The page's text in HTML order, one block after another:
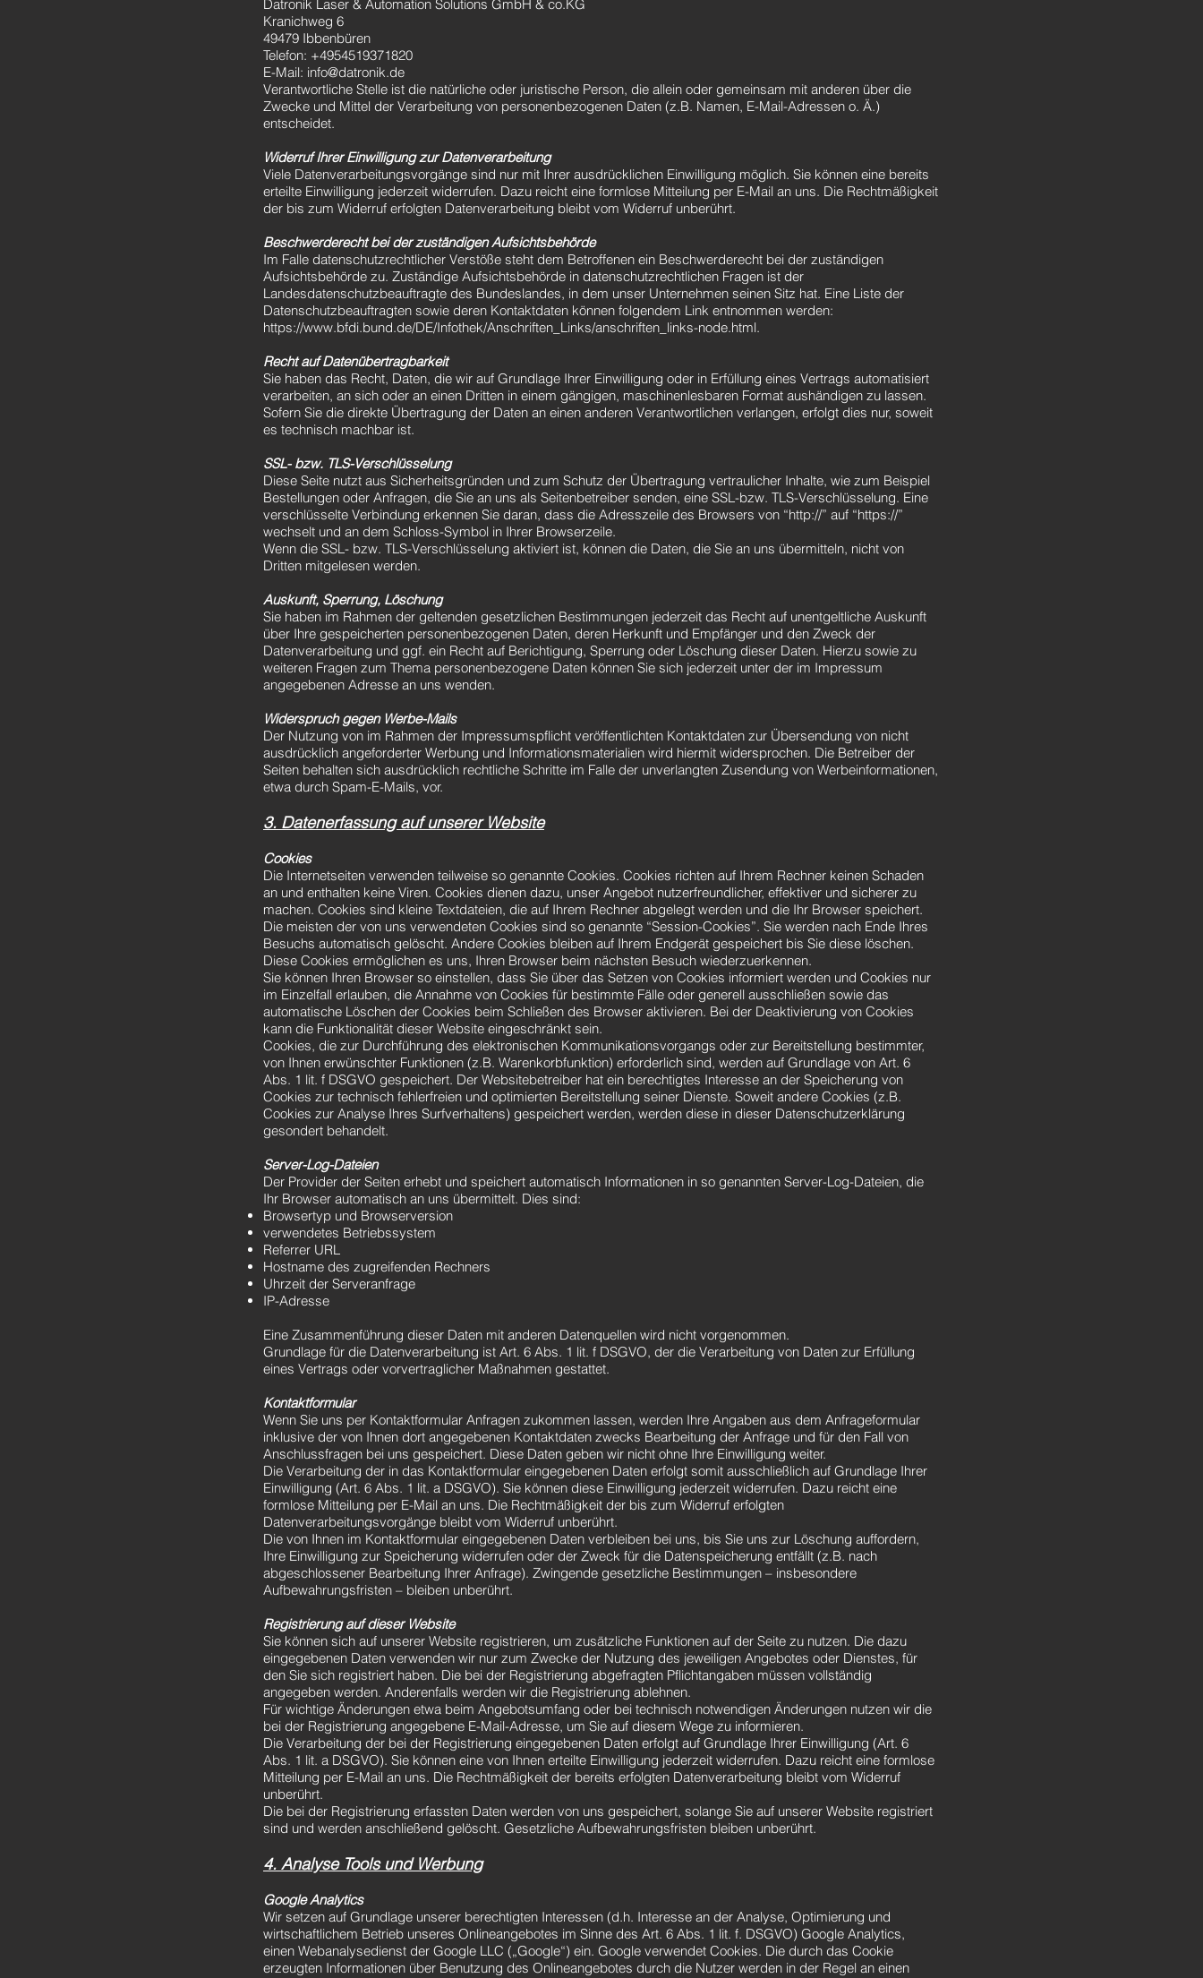
Datronik Laser & Automation Solutions GmbH & co.KG
Kranichweg 6
49479 Ibbenbüren
Telefon: +4954519371820
E-Mail: info@datronik.de
Verantwortliche Stelle ist die natürliche oder juristische Person, die allein oder gemeinsam mit anderen über die
Zwecke und Mittel der Verarbeitung von personenbezogenen Daten (z.B. Namen, E-Mail-Adressen o. Ä.)
entscheidet.
Widerruf Ihrer Einwilligung zur Datenverarbeitung
Viele Datenverarbeitungsvorgänge sind nur mit Ihrer ausdrücklichen Einwilligung möglich. Sie können eine bereits
erteilte Einwilligung jederzeit widerrufen. Dazu reicht eine formlose Mitteilung per E-Mail an uns. Die Rechtmäßigkeit
der bis zum Widerruf erfolgten Datenverarbeitung bleibt vom Widerruf unberührt.
Beschwerderecht bei der zuständigen Aufsichtsbehörde
Im Falle datenschutzrechtlicher Verstöße steht dem Betroffenen ein Beschwerderecht bei der zuständigen
Aufsichtsbehörde zu. Zuständige Aufsichtsbehörde in datenschutzrechtlichen Fragen ist der
Landesdatenschutzbeauftragte des Bundeslandes, in dem unser Unternehmen seinen Sitz hat. Eine Liste der
Datenschutzbeauftragten sowie deren Kontaktdaten können folgendem Link entnommen werden:
https://www.bfdi.bund.de/DE/Infothek/Anschriften_Links/anschriften_links-node.html.
Recht auf Datenübertragbarkeit
Sie haben das Recht, Daten, die wir auf Grundlage Ihrer Einwilligung oder in Erfüllung eines Vertrags automatisiert
verarbeiten, an sich oder an einen Dritten in einem gängigen, maschinenlesbaren Format aushändigen zu lassen.
Sofern Sie die direkte Übertragung der Daten an einen anderen Verantwortlichen verlangen, erfolgt dies nur, soweit
es technisch machbar ist.
SSL- bzw. TLS-Verschlüsselung
Diese Seite nutzt aus Sicherheitsgründen und zum Schutz der Übertragung vertraulicher Inhalte, wie zum Beispiel
Bestellungen oder Anfragen, die Sie an uns als Seitenbetreiber senden, eine SSL-bzw. TLS-Verschlüsselung. Eine
verschlüsselte Verbindung erkennen Sie daran, dass die Adresszeile des Browsers von “http://” auf “https://”
wechselt und an dem Schloss-Symbol in Ihrer Browserzeile.
Wenn die SSL- bzw. TLS-Verschlüsselung aktiviert ist, können die Daten, die Sie an uns übermitteln, nicht von
Dritten mitgelesen werden.
Auskunft, Sperrung, Löschung
Sie haben im Rahmen der geltenden gesetzlichen Bestimmungen jederzeit das Recht auf unentgeltliche Auskunft
über Ihre gespeicherten personenbezogenen Daten, deren Herkunft und Empfänger und den Zweck der
Datenverarbeitung und ggf. ein Recht auf Berichtigung, Sperrung oder Löschung dieser Daten. Hierzu sowie zu
weiteren Fragen zum Thema personenbezogene Daten können Sie sich jederzeit unter der im Impressum
angegebenen Adresse an uns wenden.
Widerspruch gegen Werbe-Mails
Der Nutzung von im Rahmen der Impressumspflicht veröffentlichten Kontaktdaten zur Übersendung von nicht
ausdrücklich angeforderter Werbung und Informationsmaterialien wird hiermit widersprochen. Die Betreiber der
Seiten behalten sich ausdrücklich rechtliche Schritte im Falle der unverlangten Zusendung von Werbeinformationen,
etwa durch Spam-E-Mails, vor.
3. Datenerfassung auf unserer Website
Cookies
Die Internetseiten verwenden teilweise so genannte Cookies. Cookies richten auf Ihrem Rechner keinen Schaden
an und enthalten keine Viren. Cookies dienen dazu, unser Angebot nutzerfreundlicher, effektiver und sicherer zu
machen. Cookies sind kleine Textdateien, die auf Ihrem Rechner abgelegt werden und die Ihr Browser speichert.
Die meisten der von uns verwendeten Cookies sind so genannte “Session-Cookies”. Sie werden nach Ende Ihres
Besuchs automatisch gelöscht. Andere Cookies bleiben auf Ihrem Endgerät gespeichert bis Sie diese löschen.
Diese Cookies ermöglichen es uns, Ihren Browser beim nächsten Besuch wiederzuerkennen.
Sie können Ihren Browser so einstellen, dass Sie über das Setzen von Cookies informiert werden und Cookies nur
im Einzelfall erlauben, die Annahme von Cookies für bestimmte Fälle oder generell ausschließen sowie das
automatische Löschen der Cookies beim Schließen des Browser aktivieren. Bei der Deaktivierung von Cookies
kann die Funktionalität dieser Website eingeschränkt sein.
Cookies, die zur Durchführung des elektronischen Kommunikationsvorgangs oder zur Bereitstellung bestimmter,
von Ihnen erwünschter Funktionen (z.B. Warenkorbfunktion) erforderlich sind, werden auf Grundlage von Art. 6
Abs. 1 lit. f DSGVO gespeichert. Der Websitebetreiber hat ein berechtigtes Interesse an der Speicherung von
Cookies zur technisch fehlerfreien und optimierten Bereitstellung seiner Dienste. Soweit andere Cookies (z.B.
Cookies zur Analyse Ihres Surfverhaltens) gespeichert werden, werden diese in dieser Datenschutzerklärung
gesondert behandelt.
Server-Log-Dateien
Der Provider der Seiten erhebt und speichert automatisch Informationen in so genannten Server-Log-Dateien, die
Ihr Browser automatisch an uns übermittelt. Dies sind:
Browsertyp und Browserversion
verwendetes Betriebssystem
Referrer URL
Hostname des zugreifenden Rechners
Uhrzeit der Serveranfrage
IP-Adresse
Eine Zusammenführung dieser Daten mit anderen Datenquellen wird nicht vorgenommen.
Grundlage für die Datenverarbeitung ist Art. 6 Abs. 1 lit. f DSGVO, der die Verarbeitung von Daten zur Erfüllung
eines Vertrags oder vorvertraglicher Maßnahmen gestattet.
Kontaktformular
Wenn Sie uns per Kontaktformular Anfragen zukommen lassen, werden Ihre Angaben aus dem Anfrageformular
inklusive der von Ihnen dort angegebenen Kontaktdaten zwecks Bearbeitung der Anfrage und für den Fall von
Anschlussfragen bei uns gespeichert. Diese Daten geben wir nicht ohne Ihre Einwilligung weiter.
Die Verarbeitung der in das Kontaktformular eingegebenen Daten erfolgt somit ausschließlich auf Grundlage Ihrer
Einwilligung (Art. 6 Abs. 1 lit. a DSGVO). Sie können diese Einwilligung jederzeit widerrufen. Dazu reicht eine
formlose Mitteilung per E-Mail an uns. Die Rechtmäßigkeit der bis zum Widerruf erfolgten
Datenverarbeitungsvorgänge bleibt vom Widerruf unberührt.
Die von Ihnen im Kontaktformular eingegebenen Daten verbleiben bei uns, bis Sie uns zur Löschung auffordern,
Ihre Einwilligung zur Speicherung widerrufen oder der Zweck für die Datenspeicherung entfällt (z.B. nach
abgeschlossener Bearbeitung Ihrer Anfrage). Zwingende gesetzliche Bestimmungen – insbesondere
Aufbewahrungsfristen – bleiben unberührt.
Registrierung auf dieser Website
Sie können sich auf unserer Website registrieren, um zusätzliche Funktionen auf der Seite zu nutzen. Die dazu
eingegebenen Daten verwenden wir nur zum Zwecke der Nutzung des jeweiligen Angebotes oder Dienstes, für
den Sie sich registriert haben. Die bei der Registrierung abgefragten Pflichtangaben müssen vollständig
angegeben werden. Anderenfalls werden wir die Registrierung ablehnen.
Für wichtige Änderungen etwa beim Angebotsumfang oder bei technisch notwendigen Änderungen nutzen wir die
bei der Registrierung angegebene E-Mail-Adresse, um Sie auf diesem Wege zu informieren.
Die Verarbeitung der bei der Registrierung eingegebenen Daten erfolgt auf Grundlage Ihrer Einwilligung (Art. 6
Abs. 1 lit. a DSGVO). Sie können eine von Ihnen erteilte Einwilligung jederzeit widerrufen. Dazu reicht eine formlose
Mitteilung per E-Mail an uns. Die Rechtmäßigkeit der bereits erfolgten Datenverarbeitung bleibt vom Widerruf
unberührt.
Die bei der Registrierung erfassten Daten werden von uns gespeichert, solange Sie auf unserer Website registriert
sind und werden anschließend gelöscht. Gesetzliche Aufbewahrungsfristen bleiben unberührt.
4. Analyse Tools und Werbung
Google Analytics
Wir setzen auf Grundlage unserer berechtigten Interessen (d.h. Interesse an der Analyse, Optimierung und
wirtschaftlichem Betrieb unseres Onlineangebotes im Sinne des Art. 6 Abs. 1 lit. f. DSGVO) Google Analytics,
einen Webanalysedienst der Google LLC („Google“) ein. Google verwendet Cookies. Die durch das Cookie
erzeugten Informationen über Benutzung des Onlineangebotes durch die Nutzer werden in der Regel an einen